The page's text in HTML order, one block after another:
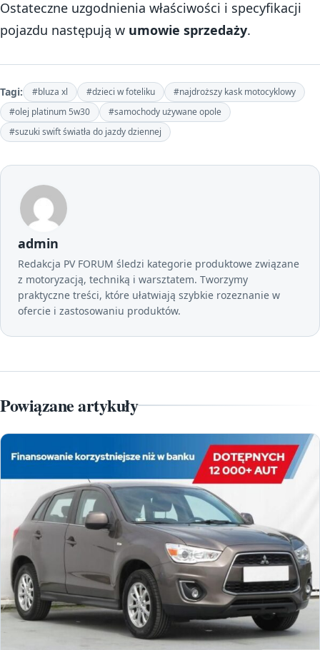
Ostateczne uzgodnienia właściwości i specyfikacji
pojazdu następują w umowie sprzedaży.
Tagi: #bluza xl #dzieci w foteliku
#najdroższy kask motocyklowy
#olej platinum 5w30
#samochody używane opole
#suzuki swift światła do jazdy dziennej
admin
Redakcja PV FORUM śledzi kategorie produktowe związane
z motoryzacją, techniką i warsztatem. Tworzymy
praktyczne treści, które ułatwiają szybkie rozeznanie w
ofercie i zastosowaniu produktów.
Powiązane artykuły